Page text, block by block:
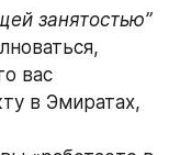
занятостью”
вас
в Эмиратах,